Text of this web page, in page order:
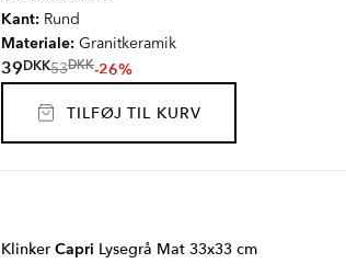
Kant: Rund
Materiale: Granitkeramik
39DKK53DKK-26%
TILFØJ TIL KURV
Klinker Capri Lysegrå Mat 33x33 cm